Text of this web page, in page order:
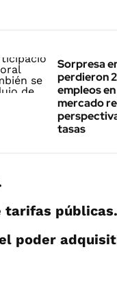
Sorpresa
perdieron
empleos
mercado
tasas
tarifas públicas.
poder